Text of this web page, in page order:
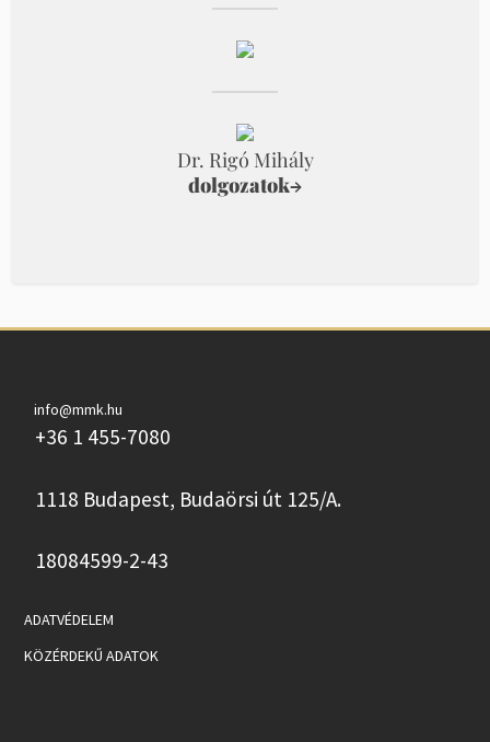
Dr. Rigó Mihály
dolgozatok→
info@mmk.hu
+36 1 455-7080
1118 Budapest, Budaörsi út 125/A.
18084599-2-43
ADATVÉDELEM
KÖZÉRDEKŰ ADATOK